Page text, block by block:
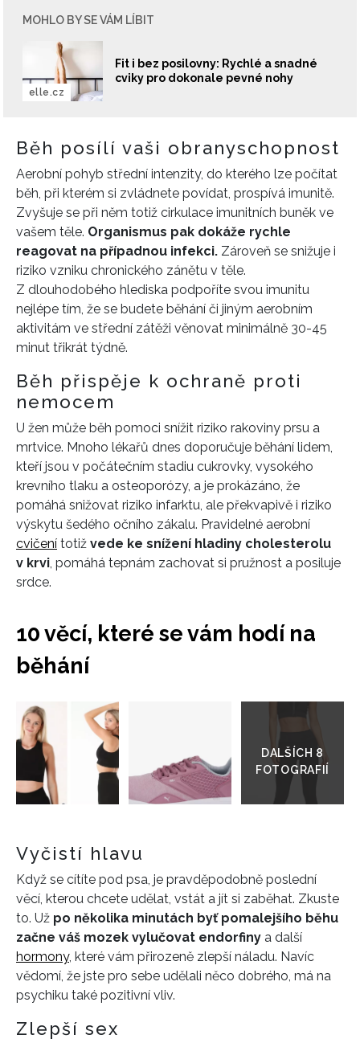
MOHLO BY SE VÁM LÍBIT
Fit i bez posilovny: Rychlé a snadné
cviky pro dokonale pevné nohy
elle.cz
Běh posílí vaši obranyschopnost
Aerobní pohyb střední intenzity, do kterého lze počítat
běh, při kterém si zvládnete povídat, prospívá imunitě.
Zvyšuje se při něm totiž cirkulace imunitních buněk ve
vašem těle. Organismus pak dokáže rychle
reagovat na případnou infekci. Zároveň se snižuje i
riziko vzniku chronického zánětu v těle.
Z dlouhodobého hlediska podpoříte svou imunitu
nejlépe tím, že se budete běhání či jiným aerobním
aktivitám ve střední zátěži věnovat minimálně 30-45
minut třikrát týdně.
Běh přispěje k ochraně proti
nemocem
U žen může běh pomoci snížit riziko rakoviny prsu a
mrtvice. Mnoho lékařů dnes doporučuje běhání lidem,
kteří jsou v počátečním stadiu cukrovky, vysokého
krevního tlaku a osteoporózy, a je prokázáno, že
pomáhá snižovat riziko infarktu, ale překvapivě i riziko
výskytu šedého očního zákalu. Pravidelné aerobní
cvičení totiž vede ke snížení hladiny cholesterolu
v krvi , pomáhá tepnám zachovat si pružnost a posiluje
srdce.
10 věcí, které se vám hodí na
běhání
Přejít
do
galerie
Vyčistí hlavu
Když se cítíte pod psa, je pravděpodobně poslední
věcí, kterou chcete udělat, vstát a jít si zaběhat. Zkuste
to. Už po několika minutách byť pomalejšího běhu
začne váš mozek vylučovat endorfiny a další
hormony, které vám přirozeně zlepší náladu. Navíc
vědomí, že jste pro sebe udělali něco dobrého, má na
psychiku také pozitivní vliv.
Zlepší sex